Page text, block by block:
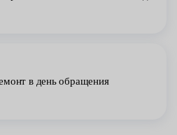
в день обращения